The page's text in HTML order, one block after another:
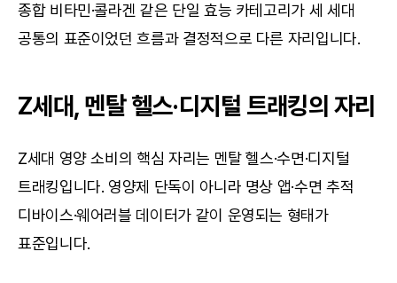
종합 비타민·콜라겐 같은 단일 효능 카테고리가 세 세대
공통의 표준이었던 흐름과 결정적으로 다른 자리입니다.
Z세대, 멘탈 헬스·디지털 트래킹의 자리
Z세대 영양 소비의 핵심 자리는 멘탈 헬스·수면·디지털
트래킹입니다. 영양제 단독이 아니라 명상 앱·수면 추적
디바이스·웨어러블 데이터가 같이 운영되는 형태가
표준입니다.